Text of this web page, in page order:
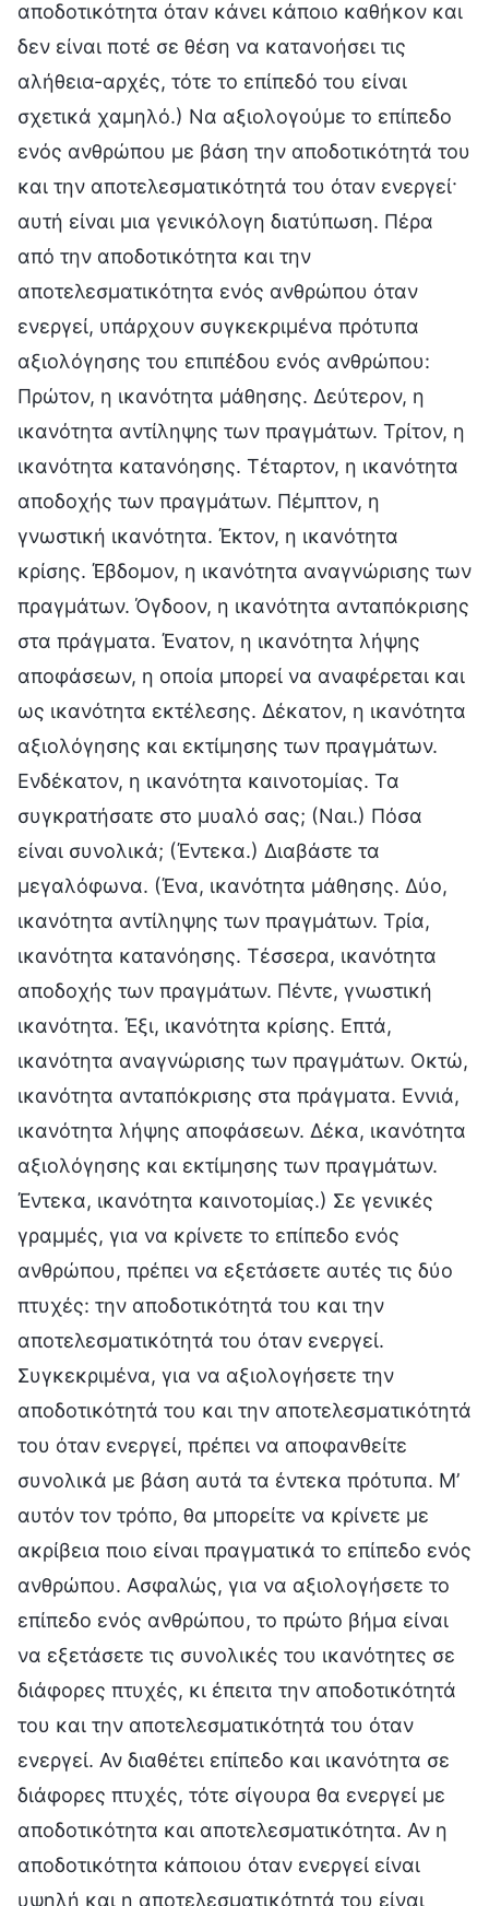
αποδοτικότητα όταν κάνει κάποιο καθήκον και
δεν είναι ποτέ σε θέση να κατανοήσει τις
αλήθεια-αρχές, τότε το επίπεδό του είναι
σχετικά χαμηλό.) Να αξιολογούμε το επίπεδο
ενός ανθρώπου με βάση την αποδοτικότητά του
και την αποτελεσματικότητά του όταν ενεργεί·
αυτή είναι μια γενικόλογη διατύπωση. Πέρα
από την αποδοτικότητα και την
αποτελεσματικότητα ενός ανθρώπου όταν
ενεργεί, υπάρχουν συγκεκριμένα πρότυπα
αξιολόγησης του επιπέδου ενός ανθρώπου:
Πρώτον, η ικανότητα μάθησης. Δεύτερον, η
ικανότητα αντίληψης των πραγμάτων. Τρίτον, η
ικανότητα κατανόησης. Τέταρτον, η ικανότητα
αποδοχής των πραγμάτων. Πέμπτον, η
γνωστική ικανότητα. Έκτον, η ικανότητα
κρίσης. Έβδομον, η ικανότητα αναγνώρισης των
πραγμάτων. Όγδοον, η ικανότητα ανταπόκρισης
στα πράγματα. Ένατον, η ικανότητα λήψης
αποφάσεων, η οποία μπορεί να αναφέρεται και
ως ικανότητα εκτέλεσης. Δέκατον, η ικανότητα
αξιολόγησης και εκτίμησης των πραγμάτων.
Ενδέκατον, η ικανότητα καινοτομίας. Τα
συγκρατήσατε στο μυαλό σας; (Ναι.) Πόσα
είναι συνολικά; (Έντεκα.) Διαβάστε τα
μεγαλόφωνα. (Ένα, ικανότητα μάθησης. Δύο,
ικανότητα αντίληψης των πραγμάτων. Τρία,
ικανότητα κατανόησης. Τέσσερα, ικανότητα
αποδοχής των πραγμάτων. Πέντε, γνωστική
ικανότητα. Έξι, ικανότητα κρίσης. Επτά,
ικανότητα αναγνώρισης των πραγμάτων. Οκτώ,
ικανότητα ανταπόκρισης στα πράγματα. Εννιά,
ικανότητα λήψης αποφάσεων. Δέκα, ικανότητα
αξιολόγησης και εκτίμησης των πραγμάτων.
Έντεκα, ικανότητα καινοτομίας.) Σε γενικές
γραμμές, για να κρίνετε το επίπεδο ενός
ανθρώπου, πρέπει να εξετάσετε αυτές τις δύο
πτυχές: την αποδοτικότητά του και την
αποτελεσματικότητά του όταν ενεργεί.
Συγκεκριμένα, για να αξιολογήσετε την
αποδοτικότητά του και την αποτελεσματικότητά
του όταν ενεργεί, πρέπει να αποφανθείτε
συνολικά με βάση αυτά τα έντεκα πρότυπα. Μ’
αυτόν τον τρόπο, θα μπορείτε να κρίνετε με
ακρίβεια ποιο είναι πραγματικά το επίπεδο ενός
ανθρώπου. Ασφαλώς, για να αξιολογήσετε το
επίπεδο ενός ανθρώπου, το πρώτο βήμα είναι
να εξετάσετε τις συνολικές του ικανότητες σε
διάφορες πτυχές, κι έπειτα την αποδοτικότητά
του και την αποτελεσματικότητά του όταν
ενεργεί. Αν διαθέτει επίπεδο και ικανότητα σε
διάφορες πτυχές, τότε σίγουρα θα ενεργεί με
αποδοτικότητα και αποτελεσματικότητα. Αν η
αποδοτικότητα κάποιου όταν ενεργεί είναι
υψηλή και η αποτελεσματικότητά του είναι